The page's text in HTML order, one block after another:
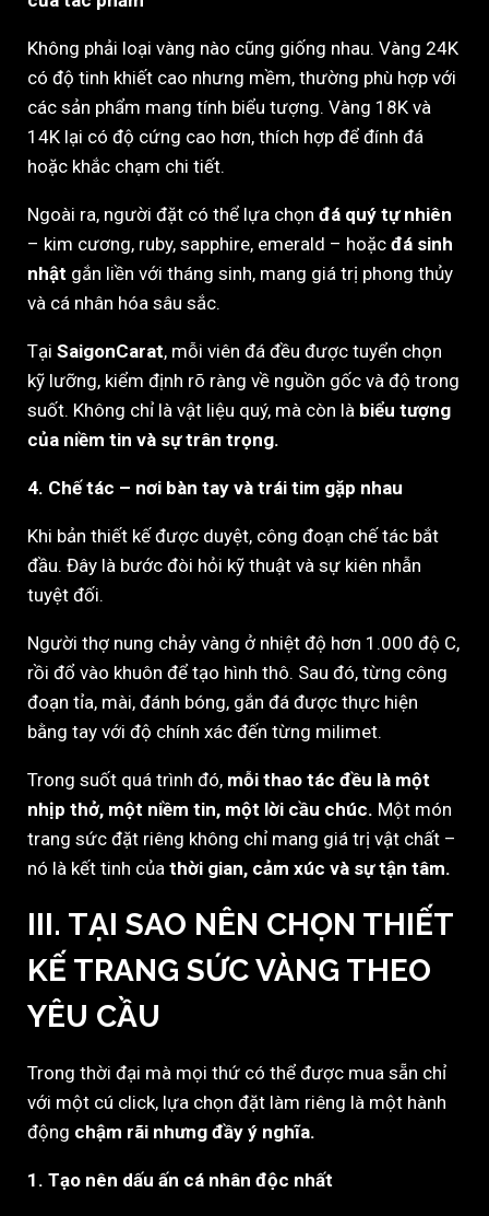
Không phải loại vàng nào cũng giống nhau. Vàng 24K
có độ tinh khiết cao nhưng mềm, thường phù hợp với
các sản phẩm mang tính biểu tượng. Vàng 18K và
14K lại có độ cứng cao hơn, thích hợp để đính đá
hoặc khắc chạm chi tiết.
Ngoài ra, người đặt có thể lựa chọn đá quý tự nhiên
– kim cương, ruby, sapphire, emerald – hoặc đá sinh
nhật gắn liền với tháng sinh, mang giá trị phong thủy
và cá nhân hóa sâu sắc.
Tại SaigonCarat, mỗi viên đá đều được tuyển chọn
kỹ lưỡng, kiểm định rõ ràng về nguồn gốc và độ trong
suốt. Không chỉ là vật liệu quý, mà còn là biểu tượng
của niềm tin và sự trân trọng.
4. Chế tác – nơi bàn tay và trái tim gặp nhau
Khi bản thiết kế được duyệt, công đoạn chế tác bắt
đầu. Đây là bước đòi hỏi kỹ thuật và sự kiên nhẫn
tuyệt đối.
Người thợ nung chảy vàng ở nhiệt độ hơn 1.000 độ C,
rồi đổ vào khuôn để tạo hình thô. Sau đó, từng công
đoạn tỉa, mài, đánh bóng, gắn đá được thực hiện
bằng tay với độ chính xác đến từng milimet.
Trong suốt quá trình đó, mỗi thao tác đều là một
nhịp thở, một niềm tin, một lời cầu chúc. Một món
trang sức đặt riêng không chỉ mang giá trị vật chất –
nó là kết tinh của thời gian, cảm xúc và sự tận tâm.
III. TẠI SAO NÊN CHỌN THIẾT
KẾ TRANG SỨC VÀNG THEO
YÊU CẦU
Trong thời đại mà mọi thứ có thể được mua sẵn chỉ
với một cú click, lựa chọn đặt làm riêng là một hành
động chậm rãi nhưng đầy ý nghĩa.
1. Tạo nên dấu ấn cá nhân độc nhất